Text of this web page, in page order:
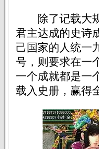
除了记载大规
君主达成的史诗
己国家的人统一
号，则要求在一
一个成就都是一
载入史册，赢得